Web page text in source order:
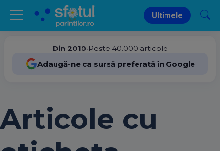
Ultimele
Din 2010•Peste 40.000 articole
Adaugă-ne ca sursă preferată în Google
Articole cu